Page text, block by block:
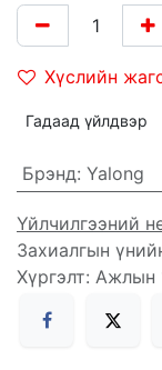
Хүслийн
Гадаад үйлдвэр
Брэнд: Yalong
Үйлчилгээний
Захиалгын
Хүргэлт: Ажлын